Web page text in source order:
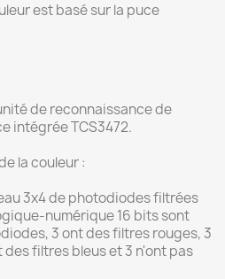
est basé sur la puce
de reconnaissance de
intégrée TCS3472.
la couleur :
3x4 de photodiodes filtrées
numérique 16 bits sont
3 ont des filtres rouges, 3
filtres bleus et 3 n'ont pas